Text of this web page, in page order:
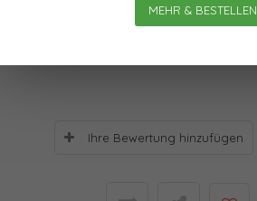
MEHR & BESTELLEN
Bewertungen
Ihre Bewertung hinzufügen